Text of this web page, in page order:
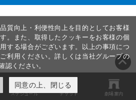
スケジュール チケット 劇場案内
質向上・利便性向上を目的としてお客様
。また、取得したクッキーをお客様の個
する場合がございます。以上の事項につ
利用ください。詳しくは当社グループの
認ください。
同意の上、閉じる